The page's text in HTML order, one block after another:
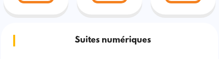
Suites numériques